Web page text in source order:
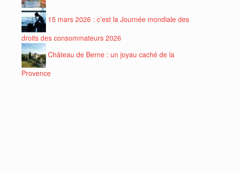
15 mars 2026 : c’est la Journée mondiale des
droits des consommateurs 2026
Château de Berne : un joyau caché de la
Provence